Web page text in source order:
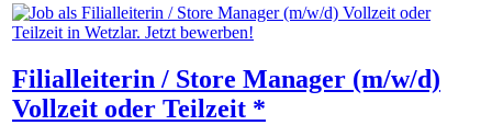
Filialleiterin / Store Manager (m/w/d)
Vollzeit oder Teilzeit *